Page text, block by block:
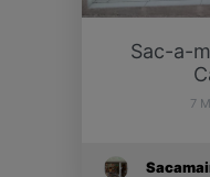
Sac-a-
7